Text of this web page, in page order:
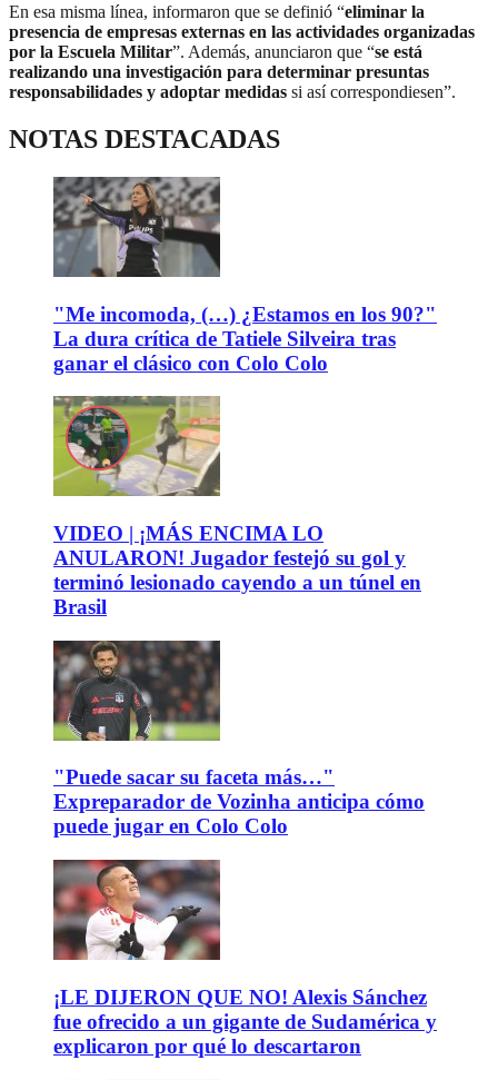
En esa misma línea, informaron que se definió “eliminar la
presencia de empresas externas en las actividades organizadas
por la Escuela Militar”. Además, anunciaron que “se está
realizando una investigación para determinar presuntas
responsabilidades y adoptar medidas si así correspondiesen”.
NOTAS DESTACADAS
"Me incomoda, (…) ¿Estamos en los 90?"
La dura crítica de Tatiele Silveira tras
ganar el clásico con Colo Colo
VIDEO | ¡MÁS ENCIMA LO
ANULARON! Jugador festejó su gol y
terminó lesionado cayendo a un túnel en
Brasil
"Puede sacar su faceta más…"
Expreparador de Vozinha anticipa cómo
puede jugar en Colo Colo
¡LE DIJERON QUE NO! Alexis Sánchez
fue ofrecido a un gigante de Sudamérica y
explicaron por qué lo descartaron